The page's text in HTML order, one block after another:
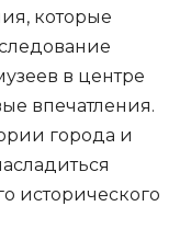
которые
в центре
впечатления.
города и
исторического